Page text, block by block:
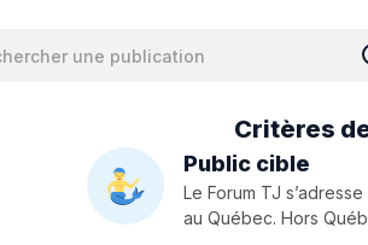
Critères
Public cible
Le Forum TJ
au Québec. Hors